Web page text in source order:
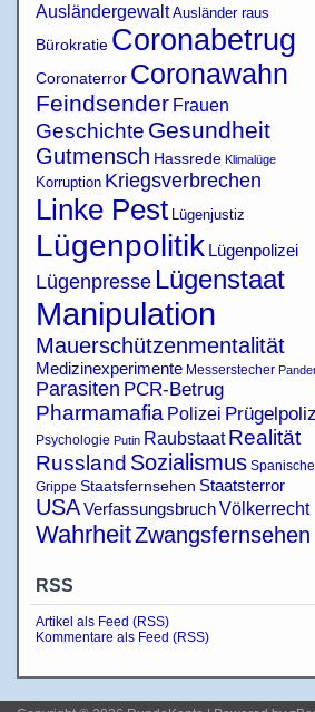
Ausländergewalt Ausländer raus
Bürokratie Coronabetrug
Coronaterror Coronawahn
Feindsender Frauen
Geschichte Gesundheit
Gutmensch Hassrede Klimalüge
Korruption Kriegsverbrechen
Linke Pest Lügenjustiz
Lügenpolitik Lügenpolizei
Lügenpresse Lügenstaat
Manipulation
Mauerschützenmentalität
Medizinexperimente Messerstecher
Parasiten PCR-Betrug
Pharmamafia Polizei
Psychologie Putin Raubstaat Realität
Russland Sozialismus Spanische
Grippe Staatsfernsehen Staatsterror
USAVerfassungsbruchVölkerrecht
WahrheitZwangsfernsehen
RSS
Artikel als Feed (RSS)
Kommentare als Feed (RSS)